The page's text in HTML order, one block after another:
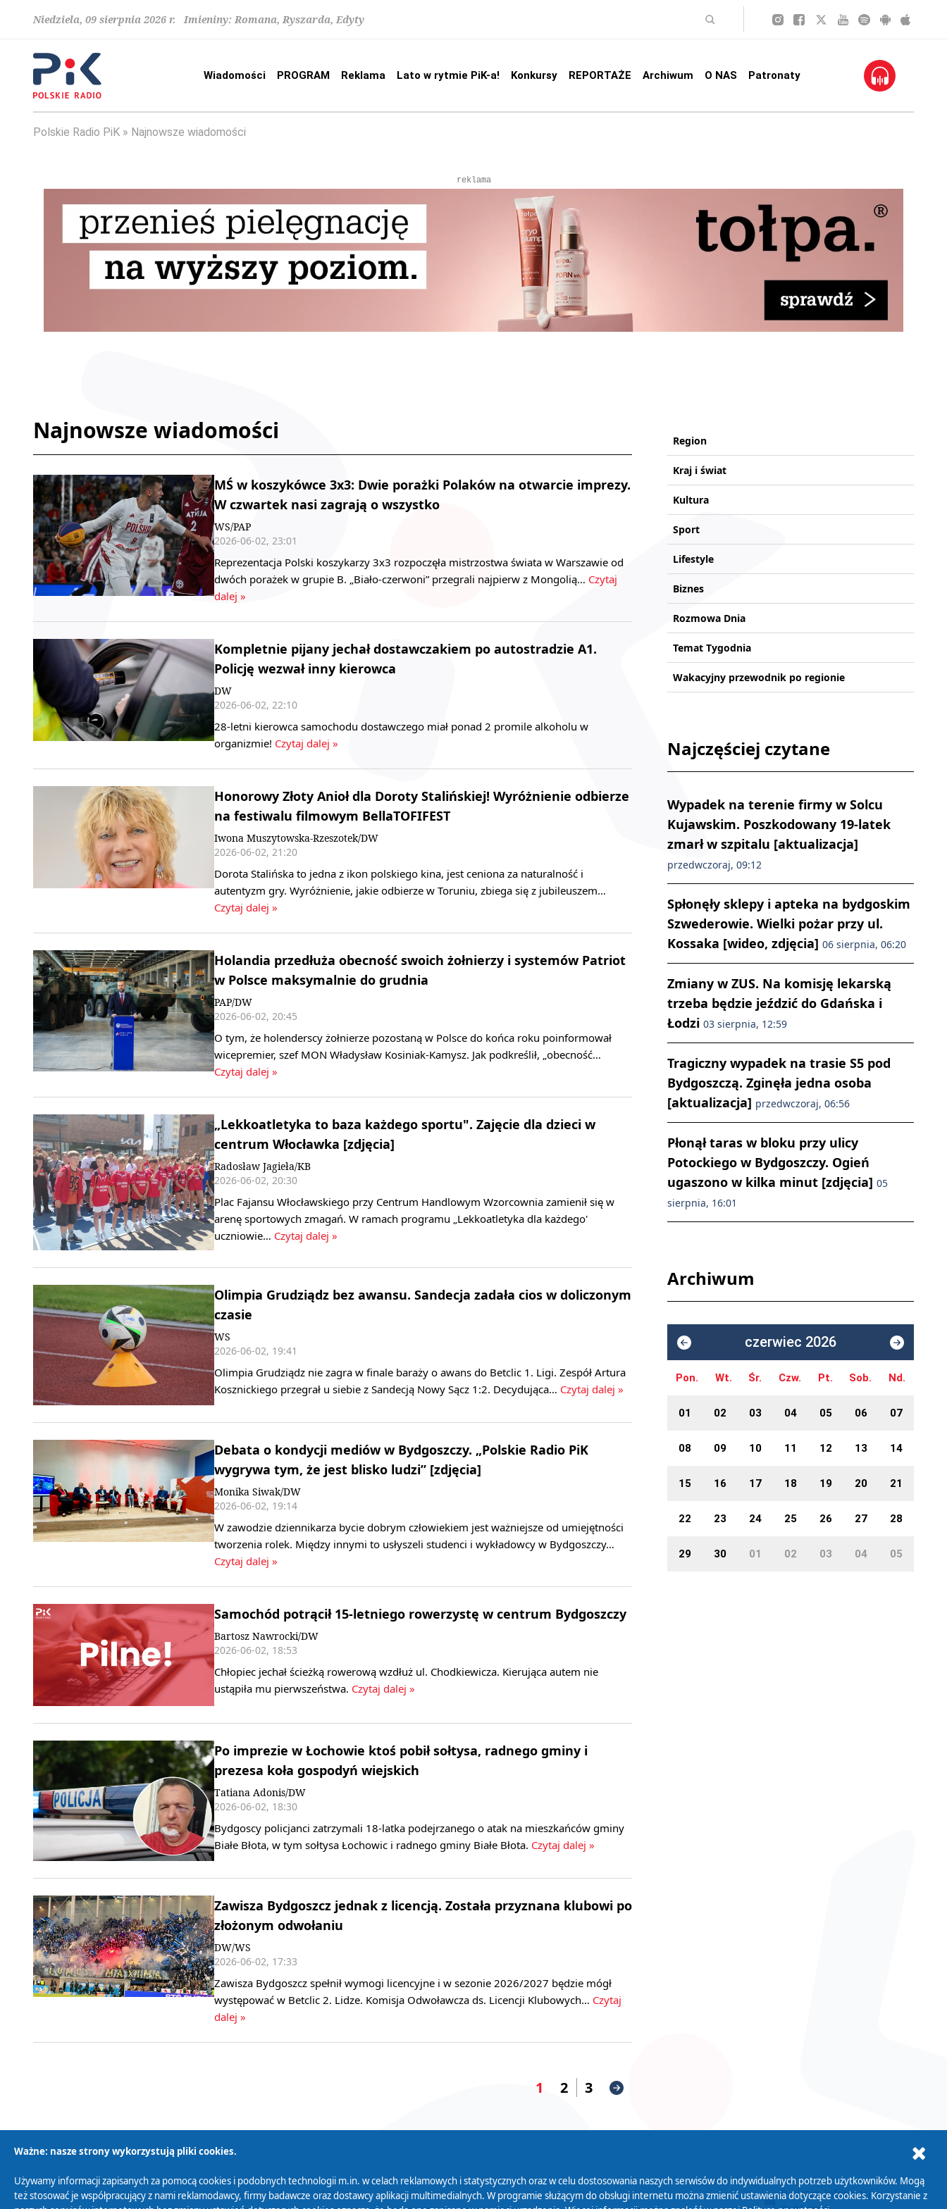
Niedziela, 09 sierpnia 2026 r. Imieniny: Romana, Ryszarda, Edyty
Wiadomości PROGRAM Reklama Lato w rytmie PiK-a! Konkursy REPORTAŻE Archiwum O NAS Patronaty
Polskie Radio PiK Najnowsze wiadomości
reklama
Najnowsze wiadomości
MŚ w koszykówce 3x3: Dwie porażki Polaków na otwarcie imprezy.
W czwartek nasi zagrają o wszystko
WS/PAP
2026-06-02, 23:01
Reprezentacja Polski koszykarzy 3x3 rozpoczęła mistrzostwa świata w Warszawie od
dwóch porażek w grupie B. „Biało-czerwoni” przegrali najpierw z Mongolią… Czytaj
dalej »
Kompletnie pijany jechał dostawczakiem po autostradzie A1.
Policję wezwał inny kierowca
DW
2026-06-02, 22:10
28-letni kierowca samochodu dostawczego miał ponad 2 promile alkoholu w
organizmie! Czytaj dalej »
Honorowy Złoty Anioł dla Doroty Stalińskiej! Wyróżnienie odbierze
na festiwalu filmowym BellaTOFIFEST
Iwona Muszytowska-Rzeszotek/DW
2026-06-02, 21:20
Dorota Stalińska to jedna z ikon polskiego kina, jest ceniona za naturalność i
autentyzm gry. Wyróżnienie, jakie odbierze w Toruniu, zbiega się z jubileuszem…
Czytaj dalej »
Holandia przedłuża obecność swoich żołnierzy i systemów Patriot
w Polsce maksymalnie do grudnia
PAP/DW
2026-06-02, 20:45
O tym, że holenderscy żołnierze pozostaną w Polsce do końca roku poinformował
wicepremier, szef MON Władysław Kosiniak-Kamysz. Jak podkreślił, „obecność…
Czytaj dalej »
„Lekkoatletyka to baza każdego sportu". Zajęcie dla dzieci w
centrum Włocławka [zdjęcia]
Radosław Jagieła/KB
2026-06-02, 20:30
Plac Fajansu Włocławskiego przy Centrum Handlowym Wzorcownia zamienił się w
arenę sportowych zmagań. W ramach programu „Lekkoatletyka dla każdego'
uczniowie… Czytaj dalej »
Olimpia Grudziądz bez awansu. Sandecja zadała cios w doliczonym
czasie
WS
2026-06-02, 19:41
Olimpia Grudziądz nie zagra w finale baraży o awans do Betclic 1. Ligi. Zespół Artura
Kosznickiego przegrał u siebie z Sandecją Nowy Sącz 1:2. Decydująca… Czytaj dalej »
Debata o kondycji mediów w Bydgoszczy. „Polskie Radio PiK
wygrywa tym, że jest blisko ludzi” [zdjęcia]
Monika Siwak/DW
2026-06-02, 19:14
W zawodzie dziennikarza bycie dobrym człowiekiem jest ważniejsze od umiejętności
tworzenia rolek. Między innymi to usłyszeli studenci i wykładowcy w Bydgoszczy…
Czytaj dalej »
Samochód potrącił 15-letniego rowerzystę w centrum Bydgoszczy
Bartosz Nawrocki/DW
2026-06-02, 18:53
Chłopiec jechał ścieżką rowerową wzdłuż ul. Chodkiewicza. Kierująca autem nie
ustąpiła mu pierwszeństwa. Czytaj dalej »
Po imprezie w Łochowie ktoś pobił sołtysa, radnego gminy i
prezesa koła gospodyń wiejskich
Tatiana Adonis/DW
2026-06-02, 18:30
Bydgoscy policjanci zatrzymali 18-latka podejrzanego o atak na mieszkańców gminy
Białe Błota, w tym sołtysa Łochowic i radnego gminy Białe Błota. Czytaj dalej »
Zawisza Bydgoszcz jednak z licencją. Została przyznana klubowi po
złożonym odwołaniu
DW/WS
2026-06-02, 17:33
Zawisza Bydgoszcz spełnił wymogi licencyjne i w sezonie 2026/2027 będzie mógł
występować w Betclic 2. Lidze. Komisja Odwoławcza ds. Licencji Klubowych… Czytaj
dalej »
1 2 3
Region
Kraj i świat
Kultura
Sport
Lifestyle
Biznes
Rozmowa Dnia
Temat Tygodnia
Wakacyjny przewodnik po regionie
Najczęściej czytane
Wypadek na terenie firmy w Solcu
Kujawskim. Poszkodowany 19-latek
zmarł w szpitalu [aktualizacja]
przedwczoraj, 09:12
Spłonęły sklepy i apteka na bydgoskim
Szwederowie. Wielki pożar przy ul.
Kossaka [wideo, zdjęcia] 06 sierpnia, 06:20
Zmiany w ZUS. Na komisję lekarską
trzeba będzie jeździć do Gdańska i
Łodzi 03 sierpnia, 12:59
Tragiczny wypadek na trasie S5 pod
Bydgoszczą. Zginęła jedna osoba
[aktualizacja] przedwczoraj, 06:56
Płonął taras w bloku przy ulicy
Potockiego w Bydgoszczy. Ogień
ugaszono w kilka minut [zdjęcia] 05
sierpnia, 16:01
Archiwum
czerwiec 2026
Pon. Wt. Śr. Czw. Pt. Sob. Nd.
01 02 03 04 05 06 07
08 09 10 11 12 13 14
15 16 17 18 19 20 21
22 23 24 25 26 27 28
29 30 01 02 03 04 05
Polityka Prywatności Zasady korzystania z Serwisu
Organizacje Pożytku
Cyfryzacja DAB+
Biuletyn Informacji
Ważne: nasze strony wykorzystują pliki cookies.
Używamy informacji zapisanych za pomocą cookies i podobnych technologii m.in. w celach reklamowych i statystycznych oraz w celu dostosowania naszych serwisów do indywidualnych potrzeb użytkowników. Mogą
też stosować je współpracujący z nami reklamodawcy, firmy badawcze oraz dostawcy aplikacji multimedialnych. W programie służącym do obsługi internetu można zmienić ustawienia dotyczące cookies. Korzystanie z